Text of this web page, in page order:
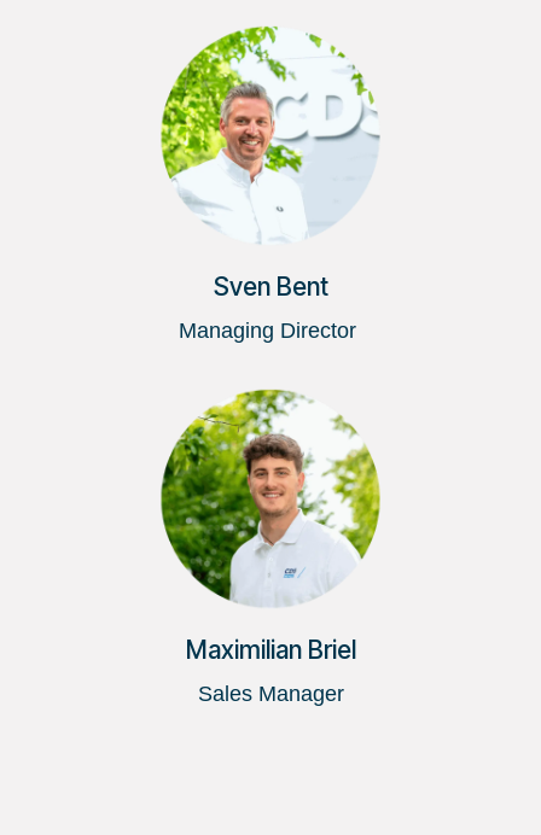
Sven Bent
Managing Director
Maximilian Briel
Sales Manager